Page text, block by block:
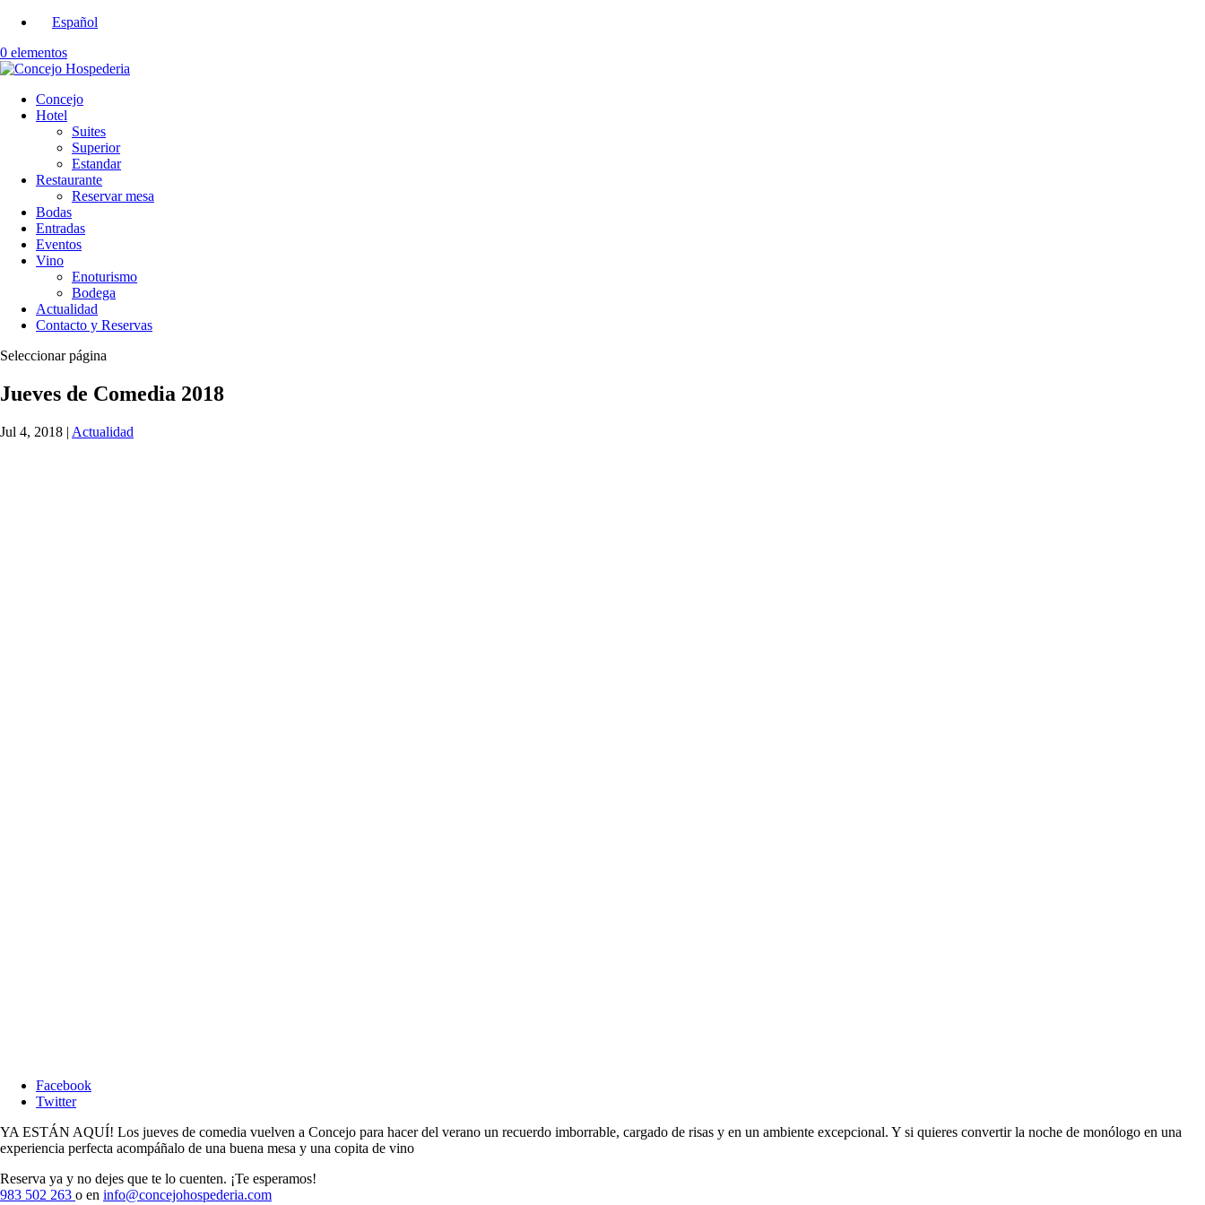
Español
0 elementos
Concejo
Hotel
Suites
Superior
Estandar
Restaurante
Reservar mesa
Bodas
Entradas
Eventos
Vino
Enoturismo
Bodega
Actualidad
Contacto y Reservas
Seleccionar página
Jueves de Comedia 2018
Jul 4, 2018 | Actualidad
Facebook
Twitter
YA ESTÁN AQUÍ! Los jueves de comedia vuelven a Concejo para hacer del verano un recuerdo imborrable, cargado de risas y en un ambiente excepcional. Y si quieres convertir la noche de monólogo en una
experiencia perfecta acompáñalo de una buena mesa y una copita de vino
Reserva ya y no dejes que te lo cuenten. ¡Te esperamos!
983 502 263 o en info@concejohospederia.com